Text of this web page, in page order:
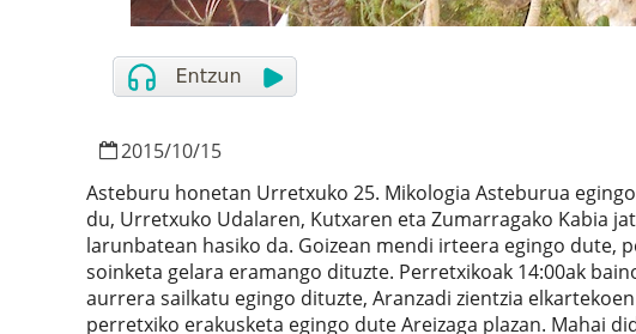
2015/10/15
Asteburu honetan Urretxuko 25. Mikologia Asteburua
du, Urretxuko Udalaren, Kutxaren eta Zumarragako Kabia
larunbatean hasiko da. Goizean mendi irteera egingo dute,
soinketa gelara eramango dituzte. Perretxikoak 14:00ak
aurrera sailkatu egingo dituzte, Aranzadi zientzia
perretxiko erakusketa egingo dute Areizaga plazan. Mahai